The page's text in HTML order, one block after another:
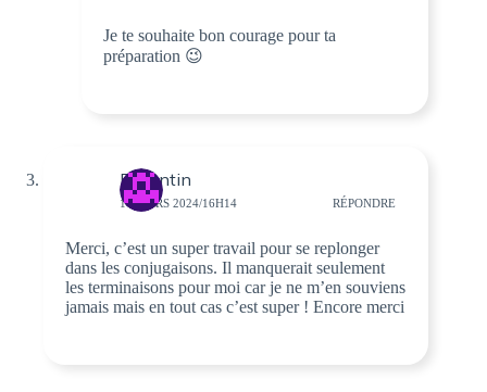
Je te souhaite bon courage pour ta
préparation 😉
Florentin
16 MARS 2024/16H14 RÉPONDRE
Merci, c’est un super travail pour se replonger
dans les conjugaisons. Il manquerait seulement
les terminaisons pour moi car je ne m’en souviens
jamais mais en tout cas c’est super ! Encore merci